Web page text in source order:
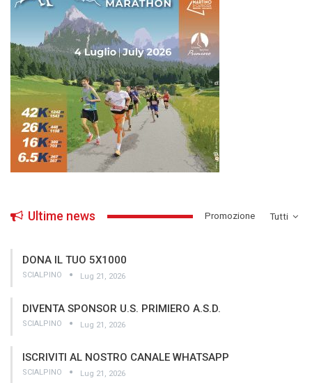
Tutti
Ultime news ­Promozione
DONA IL TUO 5X1000
SCIALPINO Lug 21, 2026
DIVENTA SPONSOR U.S. PRIMIERO A.S.D.
SCIALPINO Lug 21, 2026
ISCRIVITI AL NOSTRO CANALE WHATSAPP
SCIALPINO Lug 21, 2026